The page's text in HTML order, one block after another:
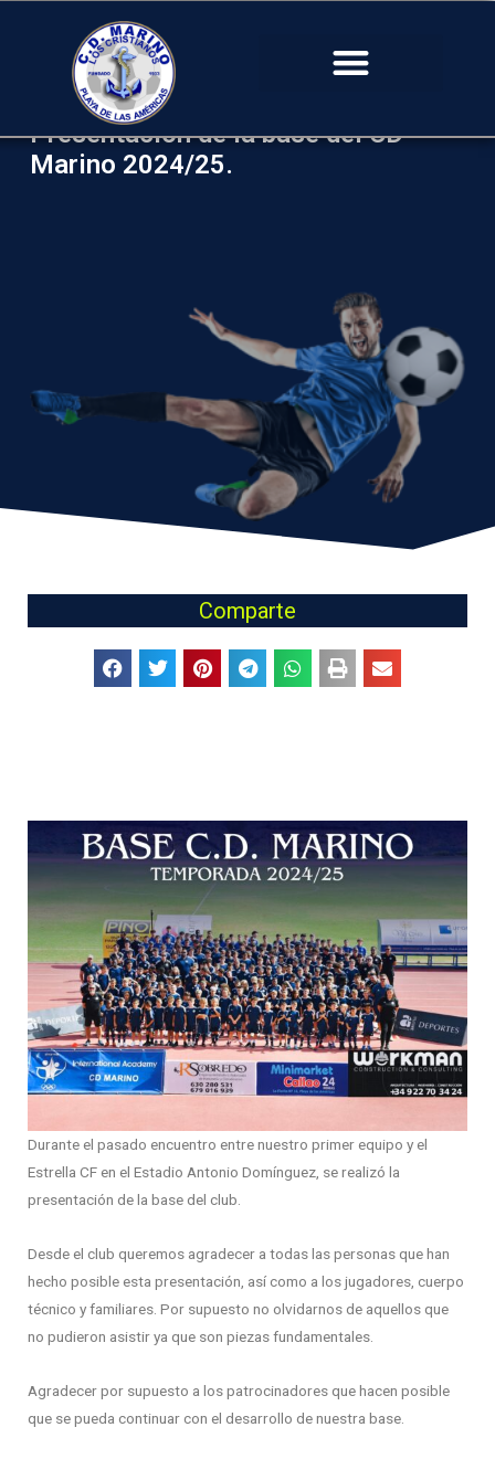
Presentación de la base del CD
Marino 2024/25.
Comparte
Durante el pasado encuentro entre nuestro primer equipo y el
Estrella CF en el Estadio Antonio Domínguez, se realizó la
presentación de la base del club.
Desde el club queremos agradecer a todas las personas que han
hecho posible esta presentación, así como a los jugadores, cuerpo
técnico y familiares. Por supuesto no olvidarnos de aquellos que
no pudieron asistir ya que son piezas fundamentales.
Agradecer por supuesto a los patrocinadores que hacen posible
que se pueda continuar con el desarrollo de nuestra base.